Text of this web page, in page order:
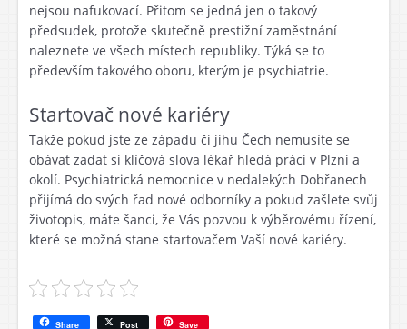
nejsou nafukovací. Přitom se jedná jen o takový
předsudek, protože skutečně prestižní zaměstnání
naleznete ve všech místech republiky. Týká se to
především takového oboru, kterým je psychiatrie.
Startovač nové kariéry
Takže pokud jste ze západu či jihu Čech nemusíte se
obávat zadat si klíčová slova lékař hledá práci v Plzni a
okolí. Psychiatrická nemocnice v nedalekých Dobřanech
přijímá do svých řad nové odborníky a pokud zašlete svůj
životopis, máte šanci, že Vás pozvou k výběrovému řízení,
které se možná stane startovačem Vaší nové kariéry.
Share Post Save